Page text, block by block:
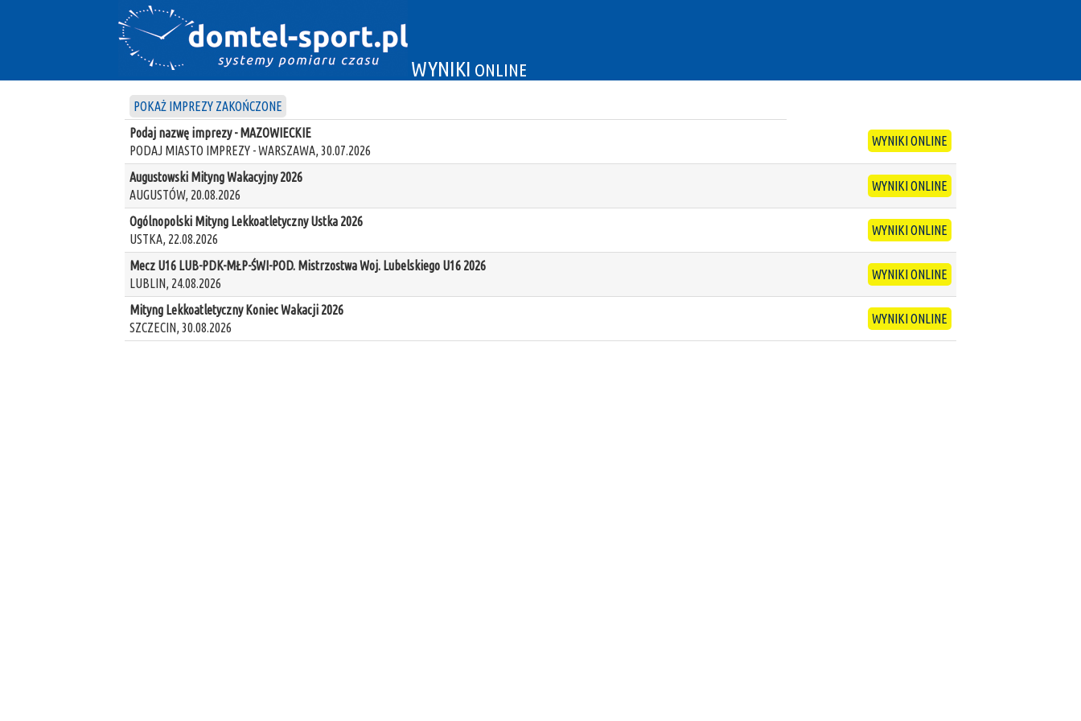
WYNIKI ONLINE
POKAŻ IMPREZY ZAKOŃCZONE
Podaj nazwę imprezy - MAZOWIECKIE
PODAJ MIASTO IMPREZY - WARSZAWA, 30.07.2026
WYNIKI ONLINE
Augustowski Mityng Wakacyjny 2026
AUGUSTÓW, 20.08.2026
WYNIKI ONLINE
Ogólnopolski Mityng Lekkoatletyczny Ustka 2026
USTKA, 22.08.2026
WYNIKI ONLINE
Mecz U16 LUB-PDK-MŁP-ŚWI-POD. Mistrzostwa Woj. Lubelskiego U16 2026
LUBLIN, 24.08.2026
WYNIKI ONLINE
Mityng Lekkoatletyczny Koniec Wakacji 2026
SZCZECIN, 30.08.2026
WYNIKI ONLINE